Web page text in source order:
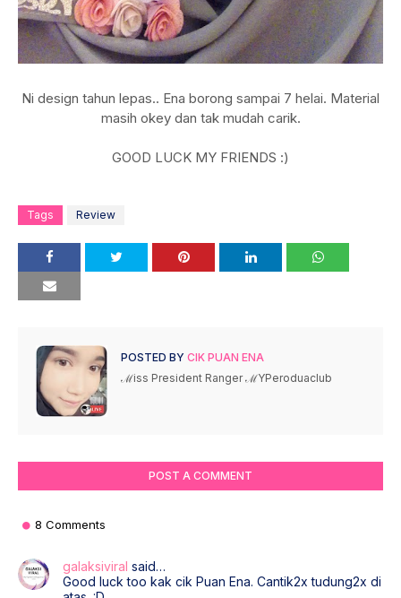
Ni design tahun lepas.. Ena borong sampai 7 helai. Material
masih okey dan tak mudah carik.
GOOD LUCK MY FRIENDS :)
Tags Review
POSTED BY CIK PUAN ENA
ℳiss President Ranger ℳYPeroduaclub
POST A COMMENT
8 Comments
galaksiviral said…
Good luck too kak cik Puan Ena. Cantik2x tudung2x di